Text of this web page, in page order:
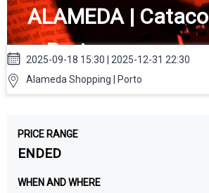
ALAMEDA |
– Porto
2025-09-18 15:30 | 2025-12-31 22:30
Alameda Shopping | Porto
PRICE RANGE
ENDED
WHEN AND WHERE